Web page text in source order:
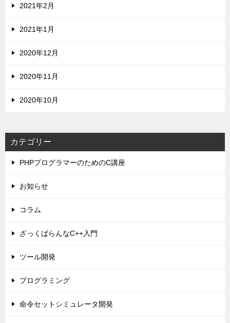
2021年2月
2021年1月
2020年12月
2020年11月
2020年10月
カテゴリー
PHPプログラマーのためのC講座
お知らせ
コラム
ざっくばらんなC++入門
ツール開発
プログラミング
命令セットシミュレータ開発